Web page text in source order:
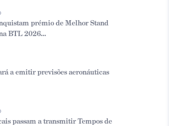
prémio de Melhor Stand
BTL 2026...
a emitir previsões aeronáuticas
passam a transmitir Tempos de